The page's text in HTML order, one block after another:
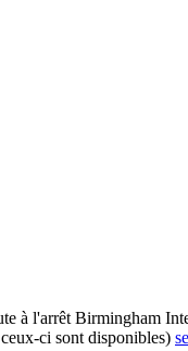
à l'arrêt Birmingham
ci sont disponibles)